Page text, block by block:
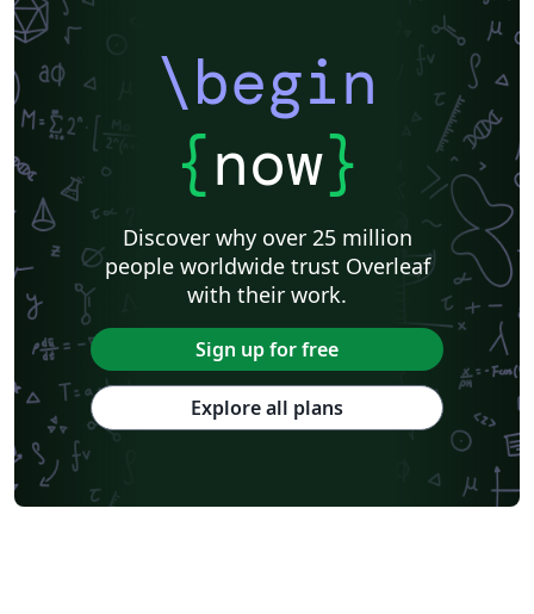
\begin
{now}
Discover why over 25 million
people worldwide trust Overleaf
with their work.
Sign up for free
Explore all plans